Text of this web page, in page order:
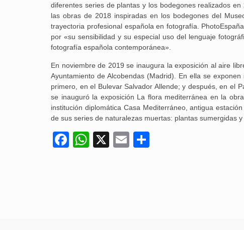
diferentes series de plantas y los bodegones realizados
las obras de 2018 inspiradas en los bodegones del
trayectoria profesional española en fotografía.
por «su sensibilidad y su especial uso del lenguaje
fotografía española contemporánea».
En noviembre de 2019 se inaugura la exposición al aire
Ayuntamiento de Alcobendas (Madrid). En ella se
primero, en el Bulevar Salvador Allende; y después, en el
se inauguró la exposición La flora mediterránea en la
institución diplomática Casa Mediterráneo, antigua
de sus series de naturalezas muertas: plantas sumergidas
Facebook
WhatsApp
X Email